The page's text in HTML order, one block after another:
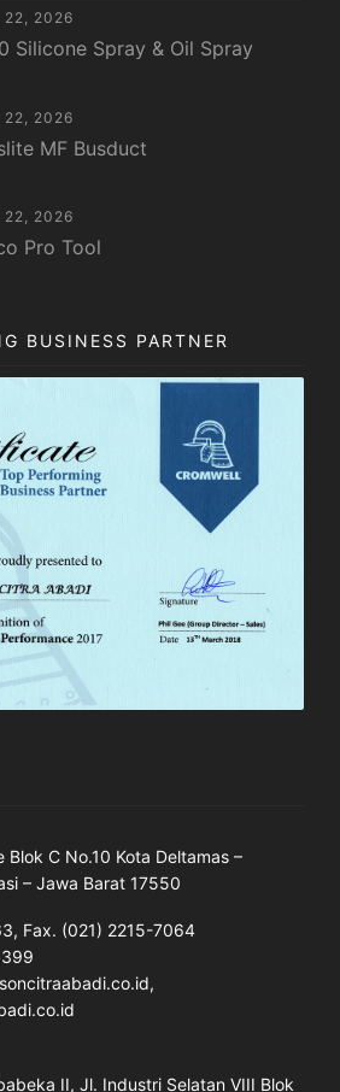
22, 2026
Silicone Spray & Oil Spray
22, 2026
MF Busduct
22, 2026
Pro Tool
BUSINESS PARTNER
Blok C No.10 Kota Deltamas –
– Jawa Barat 17550
Fax. (021) 2215-7064
II, Jl. Industri Selatan VIII Blok